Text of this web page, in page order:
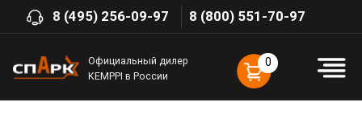
KEMPPI в России
8 (495) 256-09-97 8 (800) 551-70-97